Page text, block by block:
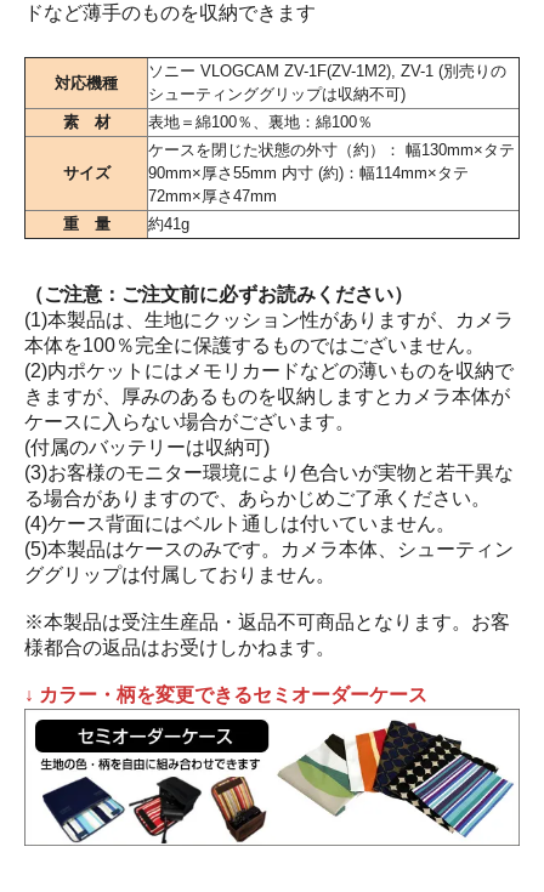
ドなど薄手のものを収納できます
対応機種
ソニー VLOGCAM ZV-1F(ZV-1M2), ZV-1 (別売りの
シューティンググリップは収納不可)
素 材
表地＝綿100％、裏地：綿100％
サイズ
ケースを閉じた状態の外寸（約）： 幅130mm×タテ
90mm×厚さ55mm 内寸 (約)：幅114mm×タテ
72mm×厚さ47mm
重 量
約41g
（ご注意：ご注文前に必ずお読みください）
(1)本製品は、生地にクッション性がありますが、カメラ
本体を100％完全に保護するものではございません。
(2)内ポケットにはメモリカードなどの薄いものを収納で
きますが、厚みのあるものを収納しますとカメラ本体が
ケースに入らない場合がございます。
(付属のバッテリーは収納可)
(3)お客様のモニター環境により色合いが実物と若干異な
る場合がありますので、あらかじめご了承ください。
(4)ケース背面にはベルト通しは付いていません。
(5)本製品はケースのみです。カメラ本体、シューティン
ググリップは付属しておりません。
※本製品は受注生産品・返品不可商品となります。お客
様都合の返品はお受けしかねます。
↓ カラー・柄を変更できるセミオーダーケース